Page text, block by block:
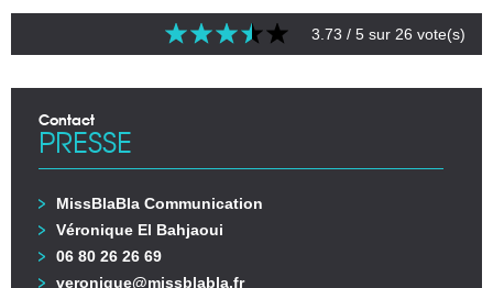
3.73 / 5 sur 26 vote(s)
Contact
PRESSE
MissBlaBla Communication
Véronique El Bahjaoui
06 80 26 26 69
veronique@missblabla.fr